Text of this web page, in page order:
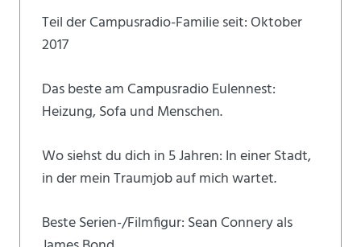
Teil der Campusradio-Familie seit: Oktober
2017
Das beste am Campusradio Eulennest:
Heizung, Sofa und Menschen.
Wo siehst du dich in 5 Jahren: In einer Stadt,
in der mein Traumjob auf mich wartet.
Beste Serien-/Filmfigur: Sean Connery als